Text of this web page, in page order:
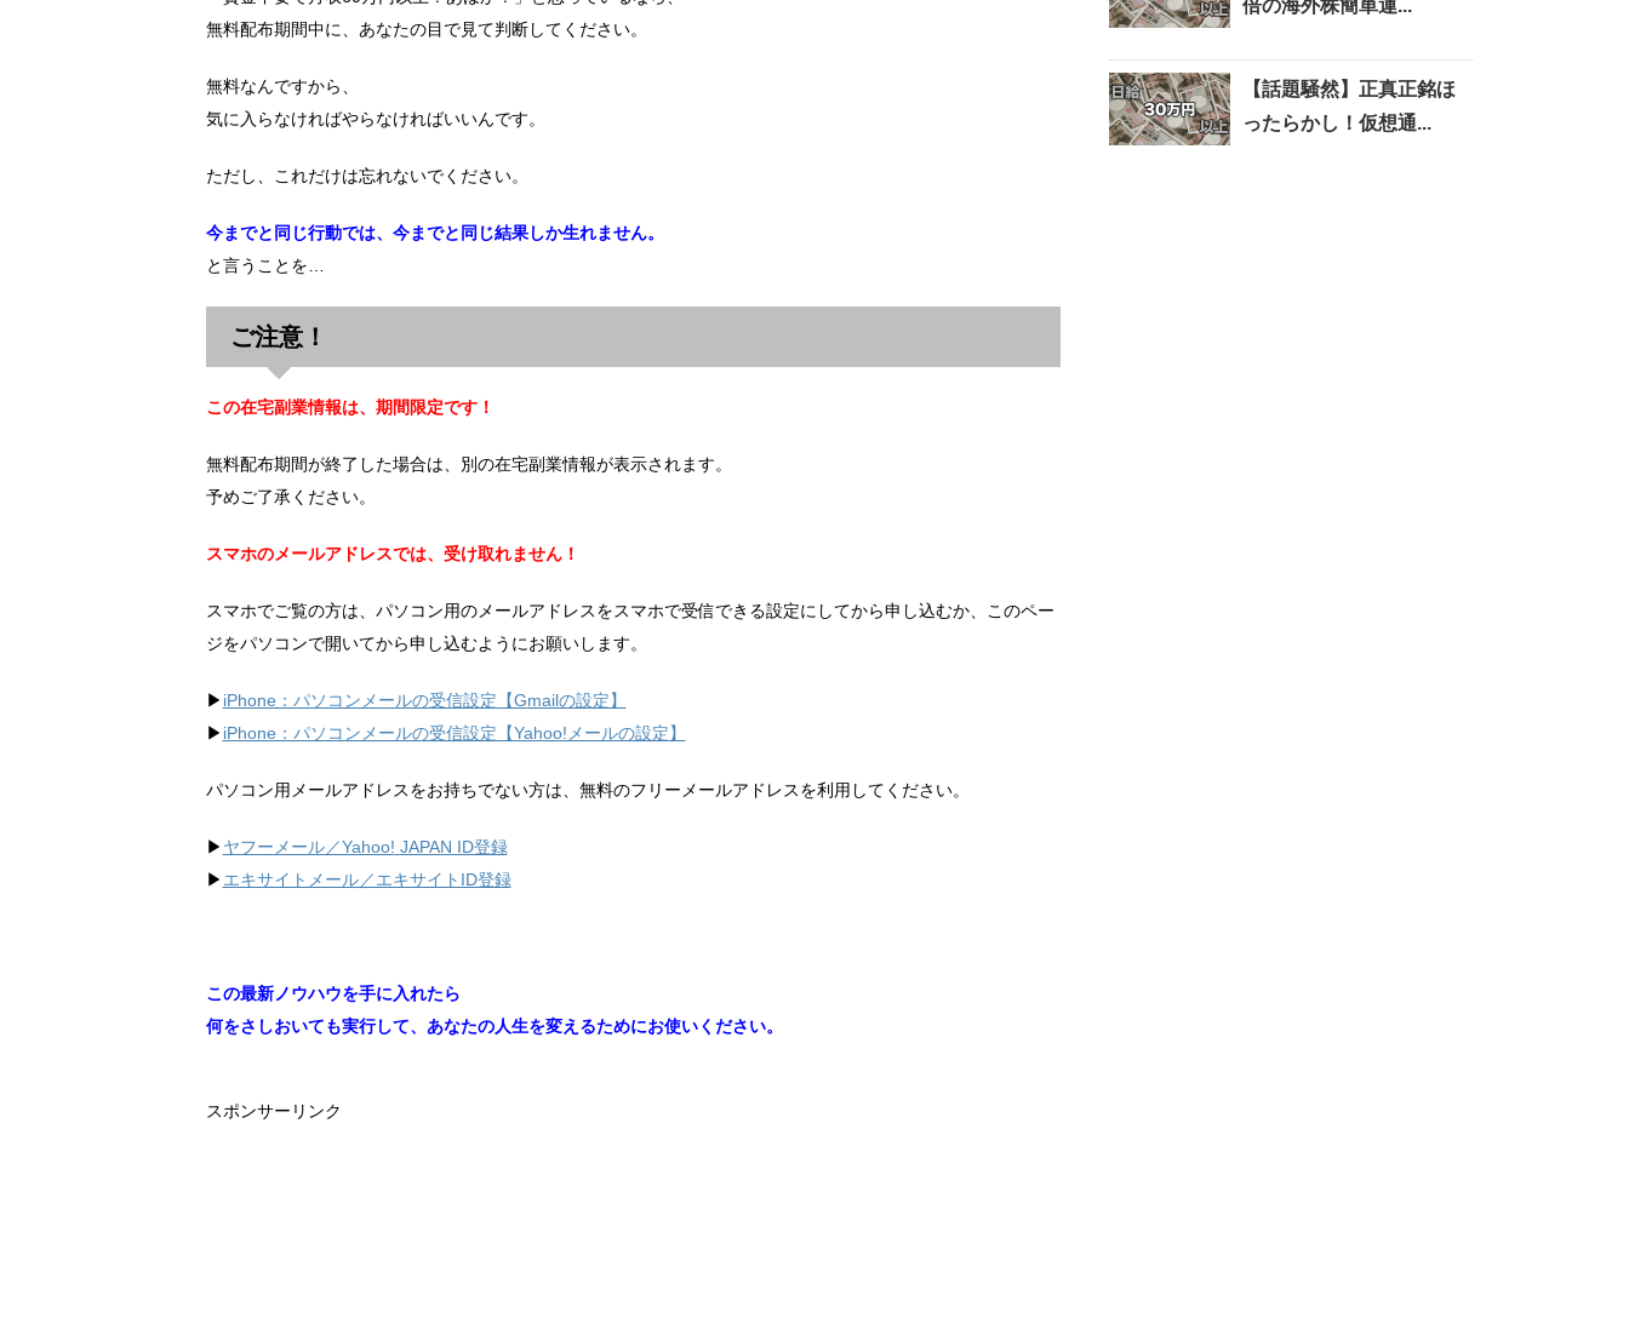
無料配布期間中に、あなたの目で見て判断してください。
無料なんですから、
気に入らなければやらなければいいんです。
ただし、これだけは忘れないでください。
今までと同じ行動では、今までと同じ結果しか生れません。
と言うことを…
ご注意！
この在宅副業情報は、期間限定です！
無料配布期間が終了した場合は、別の在宅副業情報が表示されます。
予めご了承ください。
スマホのメールアドレスでは、受け取れません！
スマホでご覧の方は、パソコン用のメールアドレスをスマホで受信できる設定にしてから申し込むか、このペー
ジをパソコンで開いてから申し込むようにお願いします。
▶︎ iPhone：パソコンメールの受信設定【Gmailの設定】
▶︎ iPhone：パソコンメールの受信設定【Yahoo!メールの設定】
パソコン用メールアドレスをお持ちでない方は、無料のフリーメールアドレスを利用してください。
▶︎ ヤフーメール／Yahoo! JAPAN ID登録
▶︎ エキサイトメール／エキサイトID登録
この最新ノウハウを手に入れたら
何をさしおいても実行して、あなたの人生を変えるためにお使いください。
スポンサーリンク
倍の海外株簡単運...
【話題騒然】正真正銘ほ
ったらかし！仮想通...